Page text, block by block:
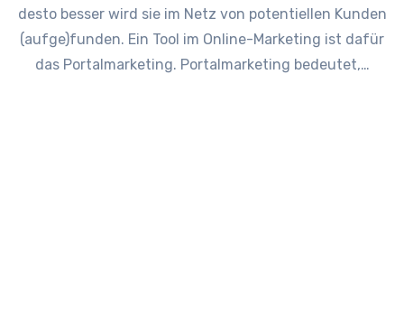
desto besser wird sie im Netz von potentiellen Kunden
(aufge)funden. Ein Tool im Online-Marketing ist dafür
das Portalmarketing. Portalmarketing bedeutet,…